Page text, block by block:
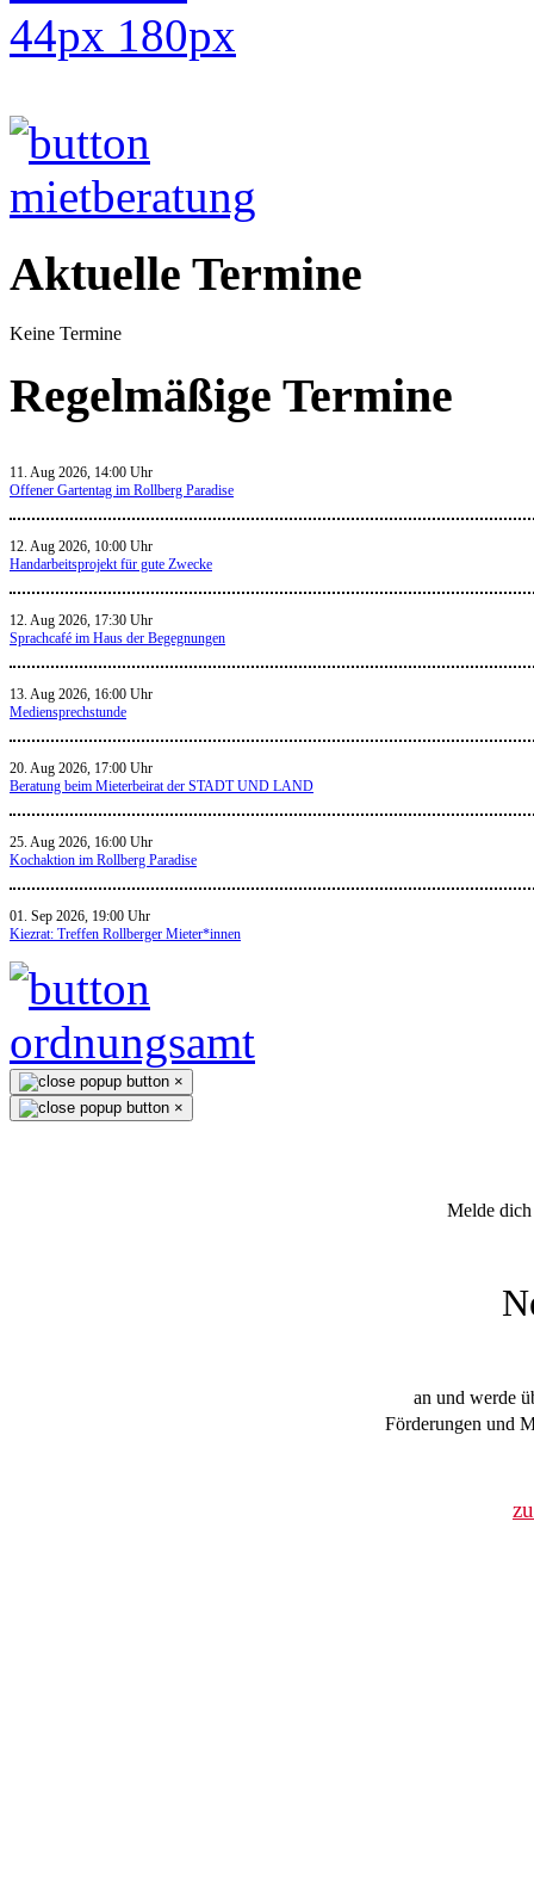
Aktuelle Termine
Keine Termine
Regelmäßige Termine
11. Aug 2026, 14:00 Uhr
Offener Gartentag im Rollberg Paradise
12. Aug 2026, 10:00 Uhr
Handarbeitsprojekt für gute Zwecke
12. Aug 2026, 17:30 Uhr
Sprachcafé im Haus der Begegnungen
13. Aug 2026, 16:00 Uhr
Mediensprechstunde
20. Aug 2026, 17:00 Uhr
Beratung beim Mieterbeirat der STADT UND LAND
25. Aug 2026, 16:00 Uhr
Kochaktion im Rollberg Paradise
01. Sep 2026, 19:00 Uhr
Kiezrat: Treffen Rollberger Mieter*innen
×
×
Melde
an und werde
Förderungen und